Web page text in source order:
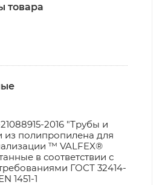
товара
2016 "Трубы и
из полипропилена для
™ VALFEX®
в соответствии с
ГОСТ 32414-
1451-1